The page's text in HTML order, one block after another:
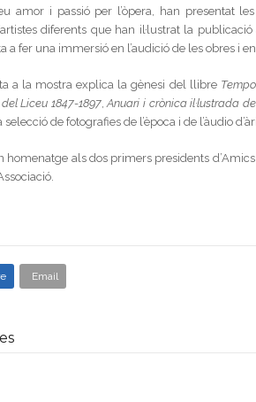
amor i passió per l’òpera, han presentat
diferents que han il·lustrat la
a fer una immersió en l’audició de les obres i
a la mostra explica la gènesi del llibre
Liceu 1847-1897,Anuari i crònica il·lustrada
selecció de fotografies de l’època i de l’àudio
homenatge als dos primers presidents
Email